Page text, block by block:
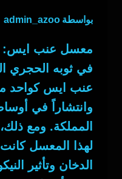
بواسطة admin_azoo
معسل عنب ايس:
في ثوبه الحجري
عنب ايس كواحد
وانتشاراً في
المملكة. ومع ذلك،
لهذا المعسل
الدخان وتأثير